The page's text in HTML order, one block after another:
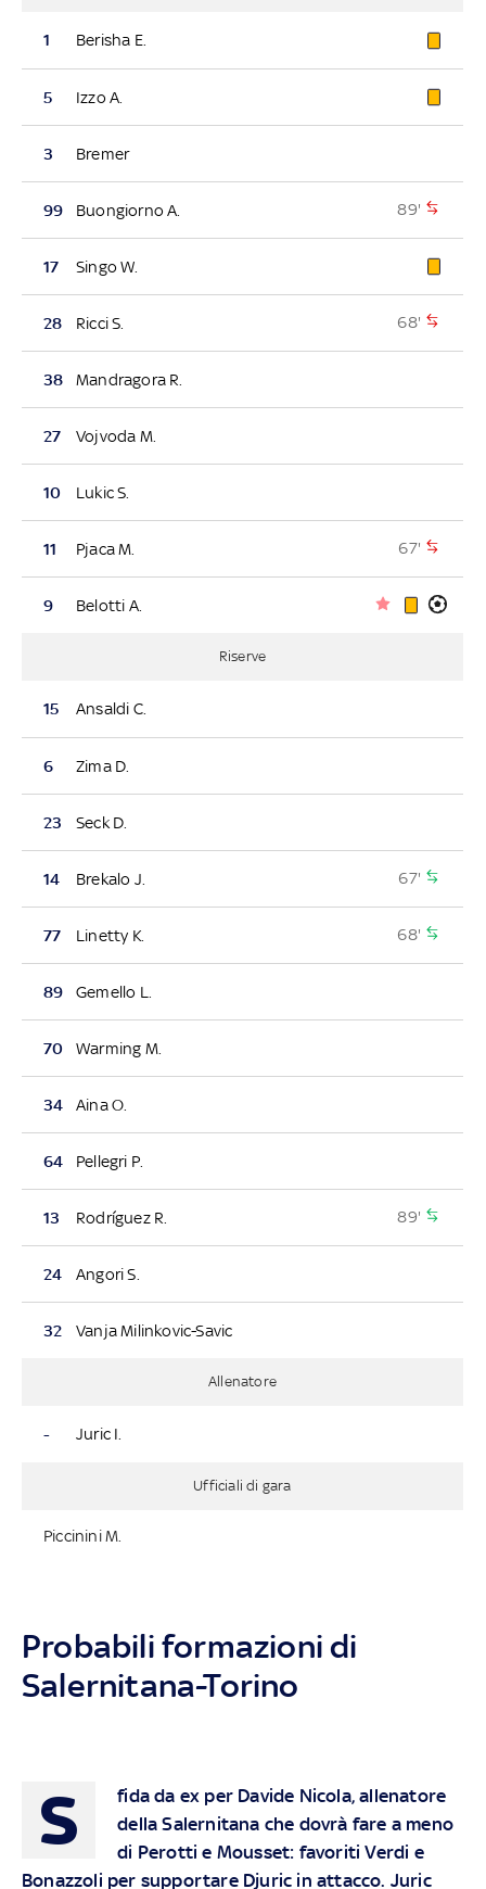
1 Berisha E.
5 Izzo A.
3 Bremer
99 Buongiorno A. 89'
17 Singo W.
28 Ricci S. 68'
38 Mandragora R.
27 Vojvoda M.
10 Lukic S.
11 Pjaca M. 67'
9 Belotti A.
Riserve
15 Ansaldi C.
6 Zima D.
23 Seck D.
14 Brekalo J. 67'
77 Linetty K. 68'
89 Gemello L.
70 Warming M.
34 Aina O.
64 Pellegri P.
13 Rodríguez R. 89'
24 Angori S.
32 Vanja Milinkovic-Savic
Allenatore
- Juric I.
Ufficiali di gara
Piccinini M.
Probabili formazioni di
Salernitana-Torino
S
fida da ex per Davide Nicola, allenatore
della Salernitana che dovrà fare a meno
di Perotti e Mousset: favoriti Verdi e
Bonazzoli per supportare Djuric in attacco. Juric